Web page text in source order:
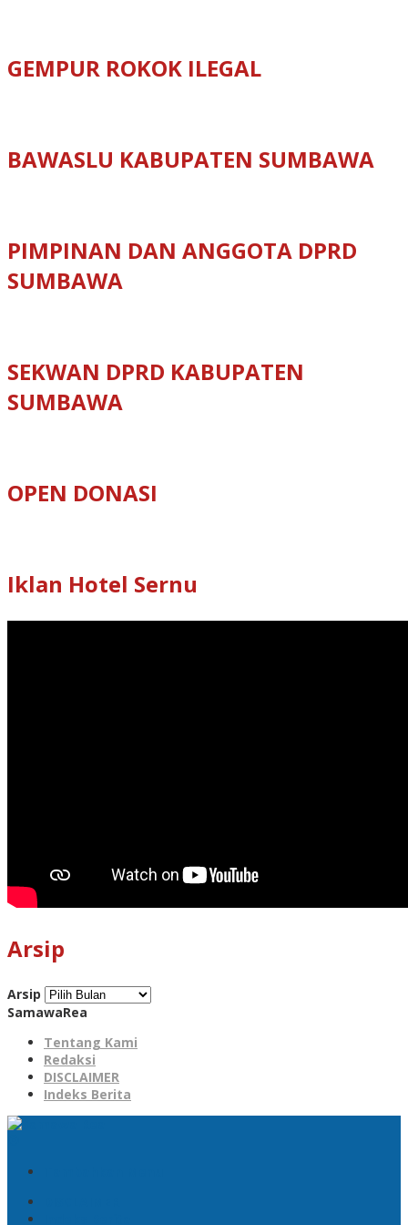
GEMPUR ROKOK ILEGAL
BAWASLU KABUPATEN SUMBAWA
PIMPINAN DAN ANGGOTA DPRD
SUMBAWA
SEKWAN DPRD KABUPATEN
SUMBAWA
OPEN DONASI
Iklan Hotel Sernu
Arsip
Arsip
SamawaRea
Tentang Kami
Redaksi
DISCLAIMER
Indeks Berita